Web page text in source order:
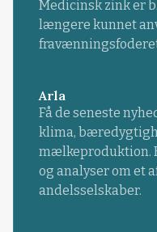
Medicinsk zink er
længere kunnet
Arla
Få de seneste
klima,
mælkeproduktion.
og analyser om et
andelsselskaber.